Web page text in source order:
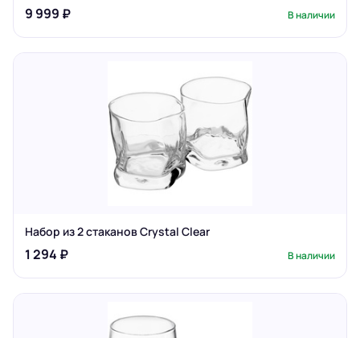
9 999 ₽ В наличии
Набор из 2 стаканов Crystal Clear
1 294 ₽ В наличии